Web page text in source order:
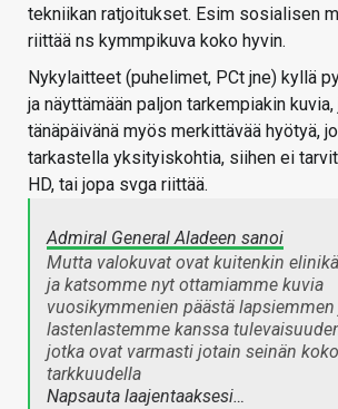
tekniikan ratjoitukset. Esim sosialisen
riittää ns kymmpikuva koko hyvin.
Nykylaitteet (puhelimet, PCt jne) kyllä
ja näyttämään paljon tarkempiakin
tänäpäivänä myös merkittävää hyötyä,
tarkastella yksityiskohtia, siihen ei
HD, tai jopa svga riittää.
Admiral General Aladeen sanoi
Mutta valokuvat ovat kuitenkin
ja katsomme nyt ottamiamme kuvia
vuosikymmenien päästä lapsiemmen
lastenlastemme kanssa
jotka ovat varmasti jotain seinän
tarkkuudella
Napsauta laajentaaksesi…